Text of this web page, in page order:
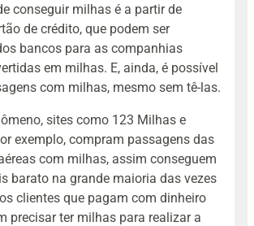
conseguir milhas é a partir de
de crédito, que podem ser
bancos para as companhias
em milhas. E, ainda, é possível
com milhas, mesmo sem tê-las.
sites como 123 Milhas e
exemplo, compram passagens das
com milhas, assim conseguem
barato na grande maioria das vezes
clientes que pagam com dinheiro
precisar ter milhas para realizar a